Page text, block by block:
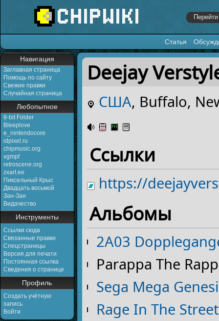
Статья
Навигация
Заглавная страница
Помощь по сайту
Свежие правки
Случайная страница
Любопытное
8-bit Folder
Bleeplove
e_nintendocore
idpixel.ru
chipmusic.org
vgmpf
retroscene.org
zxart.ee
Пиксельный Крыс
Двадцать восьмой
Зан-Зан
Видачество
Инструменты
Ссылки сюда
Связанные правки
Спецстраницы
Версия для печати
Постоянная ссылка
Сведения о странице
Профиль
Создать учётную
запись
Войти
Перейти к:навигация,поиск
Deejay
США, Buffalo,
Ссылки
https://
Альбомы
2A03
Parappa The
Sega Mega
Rage In The